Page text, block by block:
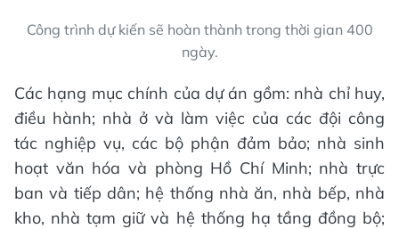
Công trình dự kiến sẽ hoàn thành trong thời gian 400
ngày.
Các hạng mục chính của dự án gồm: nhà chỉ huy,
điều hành; nhà ở và làm việc của các đội công
tác nghiệp vụ, các bộ phận đảm bảo; nhà sinh
hoạt văn hóa và phòng Hồ Chí Minh; nhà trực
ban và tiếp dân; hệ thống nhà ăn, nhà bếp, nhà
kho, nhà tạm giữ và hệ thống hạ tầng đồng bộ;